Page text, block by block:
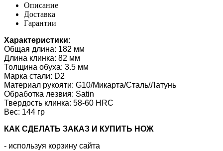
Описание
Доставка
Гарантии
Характеристики:
Общая длина: 182 мм
Длина клинка: 82 мм
Толщина обуха: 3.5 мм
Марка стали: D2
Материал рукояти: G10/Микарта/Сталь/Латунь
Обработка лезвия: Satin
Твердость клинка: 58-60 HRC
Вес: 144 гр
КАК CДЕЛАТЬ ЗАКАЗ И КУПИТЬ НОЖ
- используя корзину сайта